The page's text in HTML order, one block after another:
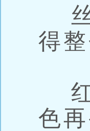
丝
得
红
色